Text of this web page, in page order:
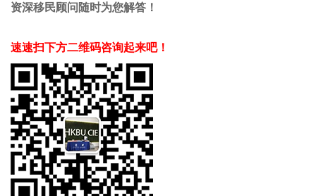
资深移民顾问随时为您解答！
速速扫下方二维码咨询起来吧！